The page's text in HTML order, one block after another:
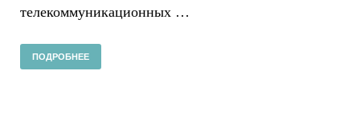
телекоммуникационных …
ПОДРОБНЕЕ